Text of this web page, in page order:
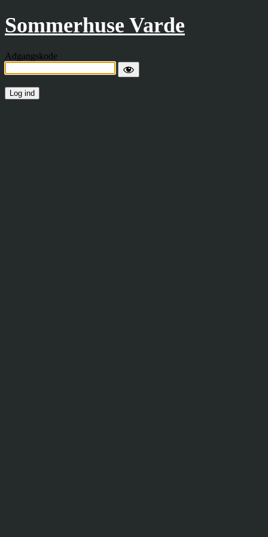
Sommerhuse Varde
Adgangskode